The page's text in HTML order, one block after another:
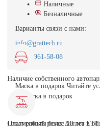
Наличные
Безналичные
Варианты связи с нами:
info@grattech.ru
8(499)961-58-08
Маска в подарок Читайте
Плазменный резак Aurora
Наличие собственного
Опыт работы более 20 лет в